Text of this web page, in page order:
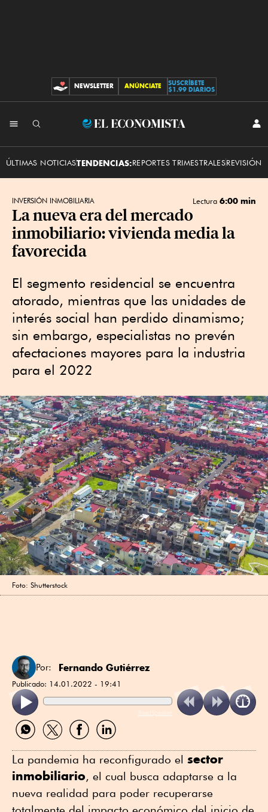
CONTRIBUCIONES
NEWSLETTER ANÚNCIATE
SUSCRÍBETE
$1.99 DIARIOS
El
ÚLTIMAS NOTICIASTENDENCIAS:REPORTES TRIMESTRALESREVISIÓN
INVERSIÓN INMOBILIARIA Lectura 6:00 min
La nueva era del mercado
inmobiliario: vivienda media la
favorecida
El segmento residencial se encuentra
atorado, mientras que las unidades de
interés social han perdido dinamismo;
sin embargo, especialistas no prevén
afectaciones mayores para la industria
para el 2022
Foto: Shutterstock
Por: Fernando Gutiérrez
Publicado: 14.01.2022 - 19:41
ReadSpeaker
Compartir
por
Compartir
por
Compartir
por
Compartir
por
La pandemia ha reconfigurado el sector
inmobiliario, el cual busca adaptarse a la
nueva realidad para poder recuperarse